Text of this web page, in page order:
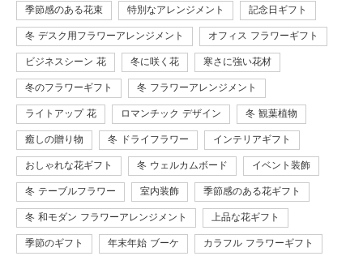
季節感のある花束 特別なアレンジメント 記念日ギフト
冬 デスク用フラワーアレンジメント オフィス フラワーギフト
ビジネスシーン 花 冬に咲く花 寒さに強い花材
冬のフラワーギフト 冬 フラワーアレンジメント
ライトアップ 花 ロマンチック デザイン 冬 観葉植物
癒しの贈り物 冬 ドライフラワー インテリアギフト
おしゃれな花ギフト 冬 ウェルカムボード イベント装飾
冬 テーブルフラワー 室内装飾 季節感のある花ギフト
冬 和モダン フラワーアレンジメント 上品な花ギフト
季節のギフト 年末年始 ブーケ カラフル フラワーギフト